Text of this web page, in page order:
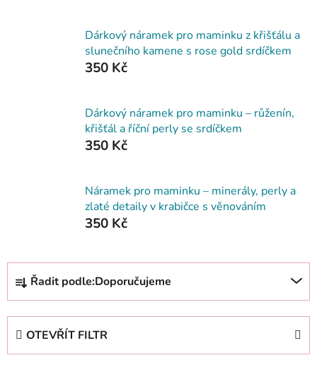
Dárkový náramek pro maminku z křišťálu a
slunečního kamene s rose gold srdíčkem
350 Kč
Dárkový náramek pro maminku – růženín,
křišťál a říční perly se srdíčkem
350 Kč
Náramek pro maminku – minerály, perly a
zlaté detaily v krabičce s věnováním
350 Kč
Ř
z
Řadit podle:Doporučujeme
OTEVŘÍT FILTR